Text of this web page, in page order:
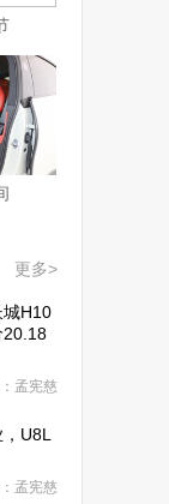
更多>
城H10
20.18
孟宪慈
U8L
孟宪慈